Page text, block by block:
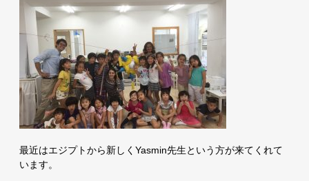
最近はエジプトから新しくYasmin先生という方が来てくれて
います。